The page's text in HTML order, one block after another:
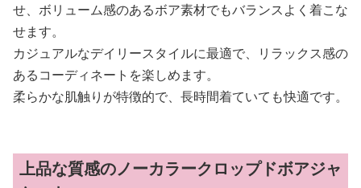
せ、ボリューム感のあるボア素材でもバランスよく着こな
せます。
カジュアルなデイリースタイルに最適で、リラックス感の
あるコーディネートを楽しめます。
柔らかな肌触りが特徴的で、長時間着ていても快適です。
上品な質感のノーカラークロップドボアジャ